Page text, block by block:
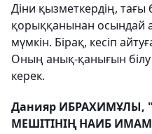
Діни қызметкердің, тағы
қорыққанынан осындай
мүмкін. Бірақ, кесіп
Оның анық-қанығын білу
керек.
Данияр
МЕШІТІНІҢ НАИБ